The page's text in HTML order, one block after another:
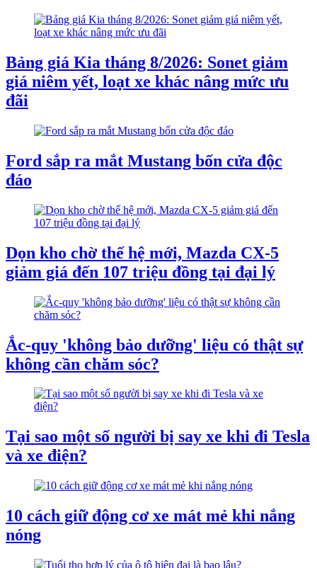
Bảng giá Kia tháng 8/2026: Sonet giảm
giá niêm yết, loạt xe khác nâng mức ưu
đãi
Ford sắp ra mắt Mustang bốn cửa độc
đáo
Dọn kho chờ thế hệ mới, Mazda CX-5
giảm giá đến 107 triệu đồng tại đại lý
Ắc-quy 'không bảo dưỡng' liệu có thật sự
không cần chăm sóc?
Tại sao một số người bị say xe khi đi Tesla
và xe điện?
10 cách giữ động cơ xe mát mẻ khi nắng
nóng